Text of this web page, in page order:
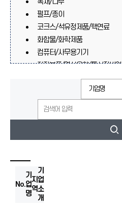
목재/나무
펄프/종이
코크스/석유정제품/핵연료
화합물/화학제품
컴퓨터/사무용기기
전자부품/영상음향/통신장비업
의료/정밀/광학기기/시계
기타운송장비
고무/플라스틱
비금속광물제품
섬유
음식료품
No.
기
업
명
지
역
기
업
소
개